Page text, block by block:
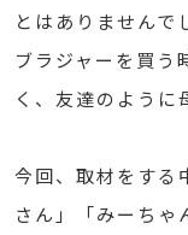
とはありませんで
ブラジャーを買う
く、友達のように
今回、取材をする
さん」「みーちゃ